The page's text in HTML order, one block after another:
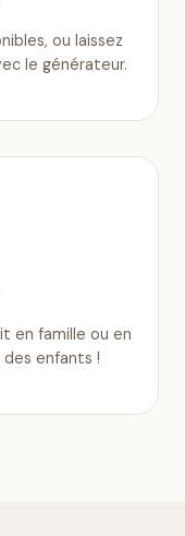
ou laissez
le générateur.
en famille ou en
des enfants !